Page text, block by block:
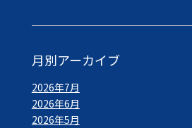
月別アーカイブ
2026年7月
2026年6月
2026年5月